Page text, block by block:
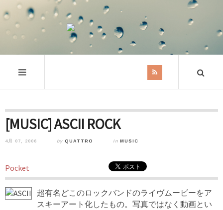
[MUSIC] ASCII ROCK
4月 07, 2006 by QUATTRO in MUSIC
Pocket
超有名どこのロックバンドのライヴムービーをア
スキーアート化したもの。写真ではなく動画とい